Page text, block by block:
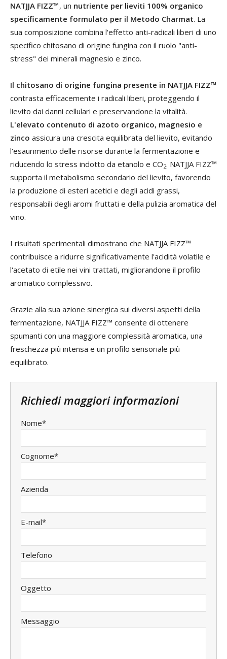
NATJJA FIZZ™, un nutriente per lieviti 100% organico
specificamente formulato per il Metodo Charmat. La
sua composizione combina l'effetto anti-radicali liberi di uno
specifico chitosano di origine fungina con il ruolo "anti-
stress" dei minerali magnesio e zinco.
Il chitosano di origine fungina presente in NATJJA FIZZ™
contrasta efficacemente i radicali liberi, proteggendo il
lievito dai danni cellulari e preservandone la vitalità.
L'elevato contenuto di azoto organico, magnesio e
zinco assicura una crescita equilibrata del lievito, evitando
l'esaurimento delle risorse durante la fermentazione e
riducendo lo stress indotto da etanolo e CO2. NATJJA FIZZ™
supporta il metabolismo secondario del lievito, favorendo
la produzione di esteri acetici e degli acidi grassi,
responsabili degli aromi fruttati e della pulizia aromatica del
vino.
I risultati sperimentali dimostrano che NATJJA FIZZ™
contribuisce a ridurre significativamente l'acidità volatile e
l'acetato di etile nei vini trattati, migliorandone il profilo
aromatico complessivo.
Grazie alla sua azione sinergica sui diversi aspetti della
fermentazione, NATJJA FIZZ™ consente di ottenere
spumanti con una maggiore complessità aromatica, una
freschezza più intensa e un profilo sensoriale più
equilibrato.
Richiedi maggiori informazioni
Nome*
Cognome*
Azienda
E-mail*
Telefono
Oggetto
Messaggio